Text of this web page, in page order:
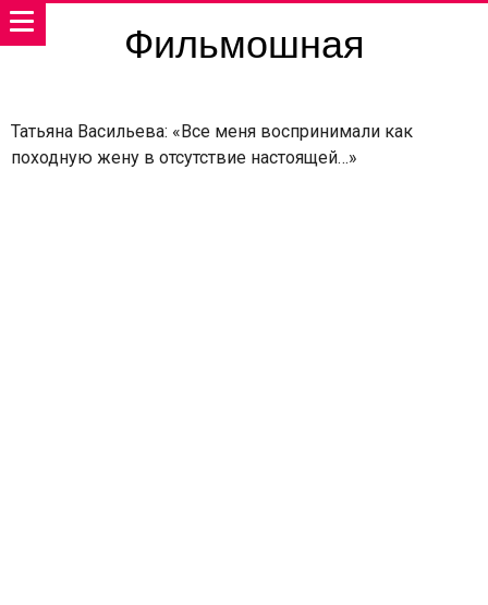
Фильмошная
Татьяна Васильева: «Все меня воспринимали как
походную жену в отсутствие настоящей…»